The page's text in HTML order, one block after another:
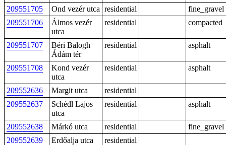
209551705 Ond vezér utca residential
fine_gravel
209551706
Álmos vezér
utca
residential compacted
209551707
Béri Balogh
Ádám tér
residential asphalt
209551708
Kond vezér
utca
residential asphalt
209552636 Margit utca
residential
209552637
Schédl Lajos
utca
residential asphalt
209552638 Márkó utca residential
fine_gravel
209552639
Erdőalja utca
residential